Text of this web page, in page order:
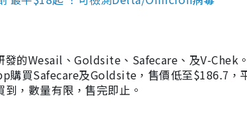
發的Wesail、Goldsite、Safecare、及V-Chek
購買Safecare及Goldsite，售價低至$186.7，
，數量有限，售完即止。